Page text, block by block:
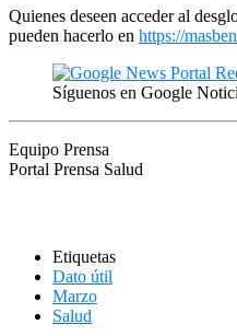
Quienes deseen acceder al
pueden hacerlo en https://
Síguenos en Google
Equipo Prensa
Portal Prensa Salud
Etiquetas
Dato útil
Marzo
Salud